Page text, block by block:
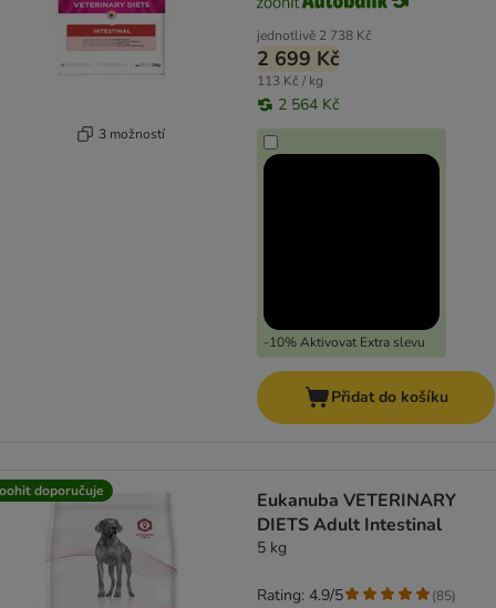
3 možností
jednotlivě 2 738 Kč
2 699 Kč
113 Kč / kg
2 564 Kč
-10% Aktivovat Extra slevu
Přidat do košíku
doporučuje
Eukanuba VETERINARY
DIETS Adult Intestinal
5 kg
Rating: 4.9/5 (85)